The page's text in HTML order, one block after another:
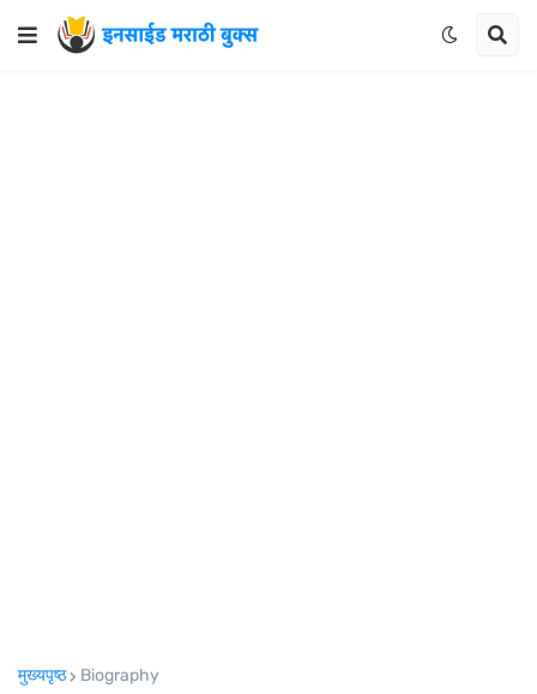
मुख्यपृष्ठ Biography